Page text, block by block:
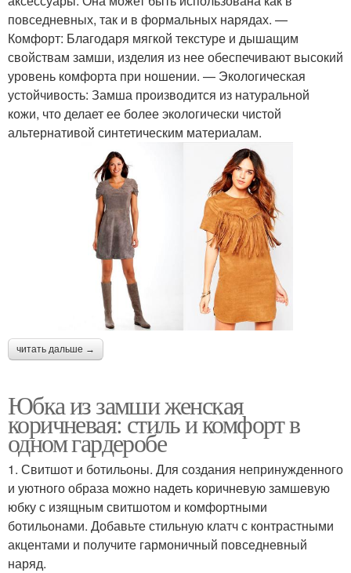
повседневных, так и в формальных нарядах. —
Комфорт: Благодаря мягкой текстуре и дышащим
свойствам замши, изделия из нее обеспечивают высокий
уровень комфорта при ношении. — Экологическая
устойчивость: Замша производится из натуральной
кожи, что делает ее более экологически чистой
альтернативой синтетическим материалам.
читать дальше →
Юбка из замши женская
коричневая: стиль и комфорт в
одном гардеробе
1. Свитшот и ботильоны. Для создания непринужденного
и уютного образа можно надеть коричневую замшевую
юбку с изящным свитшотом и комфортными
ботильонами. Добавьте стильную клатч с контрастными
акцентами и получите гармоничный повседневный
наряд.